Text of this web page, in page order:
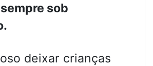
sob
deixar crianças